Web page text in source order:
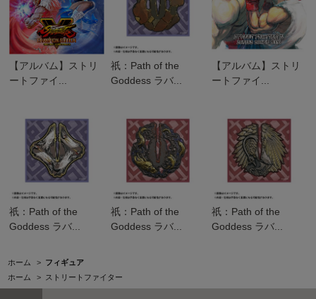
【アルバム】ストリ
ートファイ...
祇：Path of the
Goddess ラバ...
【アルバム】ストリ
ートファイ...
祇：Path of the
Goddess ラバ...
祇：Path of the
Goddess ラバ...
祇：Path of the
Goddess ラバ...
ホーム > フィギュア
ホーム
> ストリートファイター